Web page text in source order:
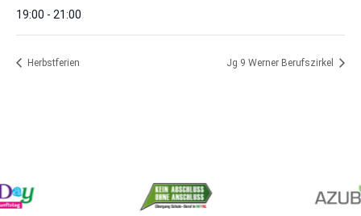
19:00 - 21:00
Herbstferien Jg 9 Werner Berufszirkel